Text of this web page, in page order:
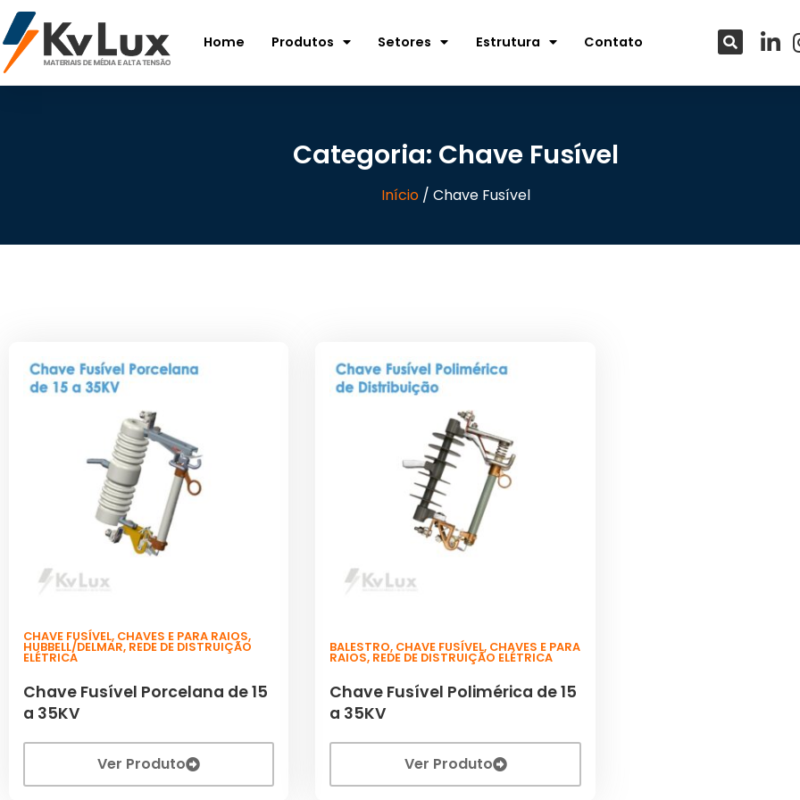
Home Produtos Setores Estrutura Contato
Categoria: Chave Fusível
Início/ Chave Fusível
CHAVE FUSÍVEL, CHAVES E PARA RAIOS,
HUBBELL/DELMAR, REDE DE DISTRUIÇÃO
ELÉTRICA
Chave Fusível Porcelana de 15
a 35KV
Ver Produto
BALESTRO, CHAVE FUSÍVEL, CHAVES E PARA
RAIOS, REDE DE DISTRUIÇÃO ELÉTRICA
Chave Fusível Polimérica de 15
a 35KV
Ver Produto